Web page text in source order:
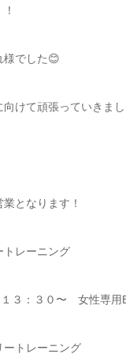
様でした😊
けて頑張っていきま
となります！
レーニング
３：３０〜 女性専用
トレーニング